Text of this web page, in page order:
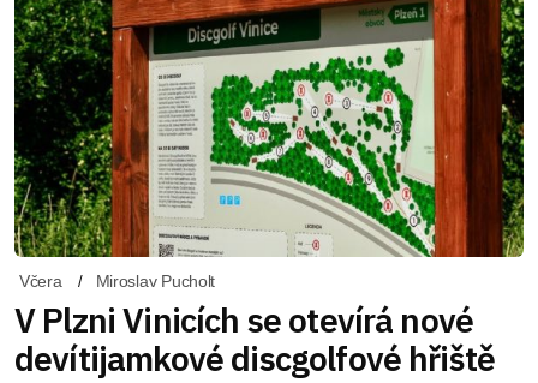
Včera Miroslav Pucholt
V Plzni Vinicích se otevírá nové
devítijamkové discgolfové hřiště